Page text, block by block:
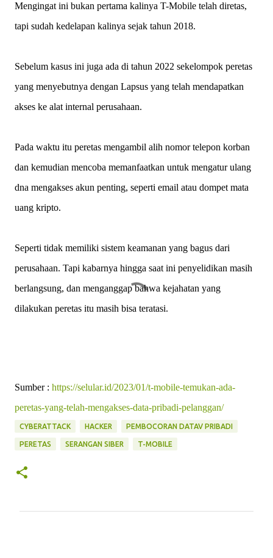
Mengingat ini bukan pertama kalinya T-Mobile telah diretas,
tapi sudah kedelapan kalinya sejak tahun 2018.
Sebelum kasus ini juga ada di tahun 2022 sekelompok peretas
yang menyebutnya dengan Lapsus yang telah mendapatkan
akses ke alat internal perusahaan.
Pada waktu itu peretas mengambil alih nomor telepon korban
dan kemudian mencoba memanfaatkan untuk mengatur ulang
dna mengakses akun penting, seperti email atau dompet mata
uang kripto.
Seperti tidak memiliki sistem keamanan yang bagus dari
perusahaan. Tapi kabarnya hingga saat ini penyelidikan masih
berlangsung, dan menganggap bahwa kejahatan yang
dilakukan peretas itu masih bisa teratasi.
Sumber : https://selular.id/2023/01/t-mobile-temukan-ada-
peretas-yang-telah-mengakses-data-pribadi-pelanggan/
CYBERATTACK HACKER PEMBOCORAN DATAV PRIBADI
PERETAS SERANGAN SIBER T-MOBILE